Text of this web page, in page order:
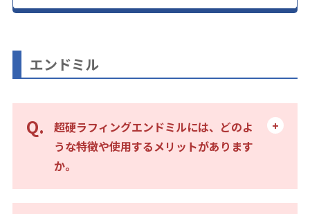
エンドミル
超硬ラフィングエンドミルには、どのよ
うな特徴や使用するメリットがあります
か。